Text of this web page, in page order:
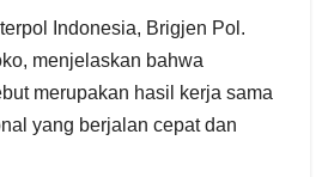
Indonesia, Brigjen Pol.
menjelaskan bahwa
merupakan hasil kerja sama
yang berjalan cepat dan